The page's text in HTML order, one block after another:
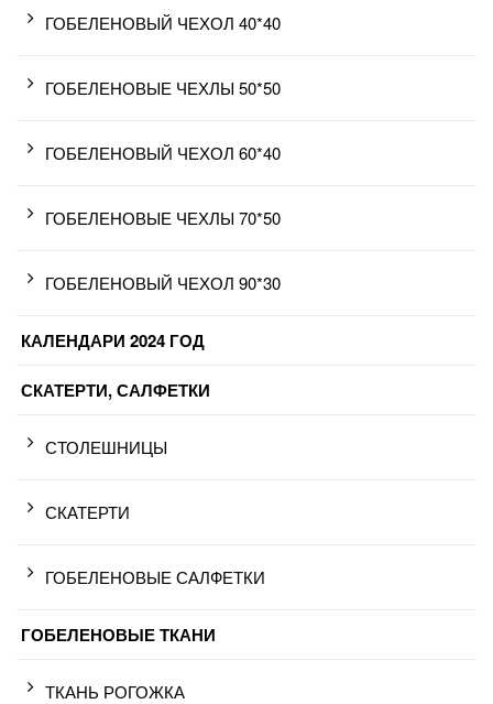
ГОБЕЛЕНОВЫЙ ЧЕХОЛ 40*40
ГОБЕЛЕНОВЫЕ ЧЕХЛЫ 50*50
ГОБЕЛЕНОВЫЙ ЧЕХОЛ 60*40
ГОБЕЛЕНОВЫЕ ЧЕХЛЫ 70*50
ГОБЕЛЕНОВЫЙ ЧЕХОЛ 90*30
КАЛЕНДАРИ 2024 ГОД
СКАТЕРТИ, САЛФЕТКИ
СТОЛЕШНИЦЫ
СКАТЕРТИ
ГОБЕЛЕНОВЫЕ САЛФЕТКИ
ГОБЕЛЕНОВЫЕ ТКАНИ
ТКАНЬ РОГОЖКА